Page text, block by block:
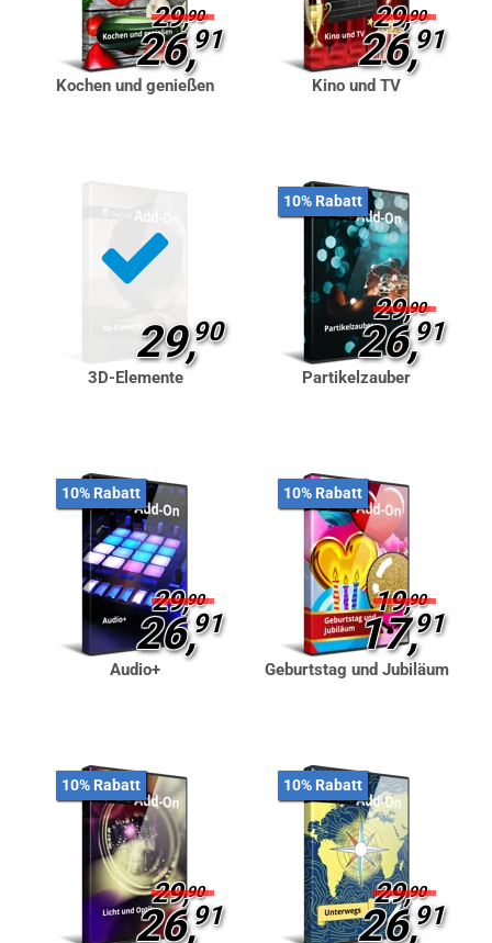
Kochen und genießen
26,91
29,90
Kino und TV
26,91
29,90
3D-Elemente
29,90
Partikelzauber
10% Rabatt
26,91
29,90
Audio+
10% Rabatt
26,91
29,90
Geburtstag und Jubiläum
10% Rabatt
17,91
19,90
10% Rabatt
26,91
29,90
10% Rabatt
26,91
29,90